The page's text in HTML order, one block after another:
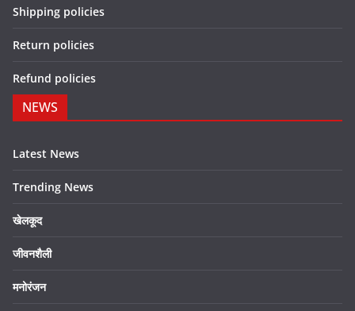
Shipping policies
Return policies
Refund policies
NEWS
Latest News
Trending News
खेलकूद
जीवनशैली
मनोरंजन